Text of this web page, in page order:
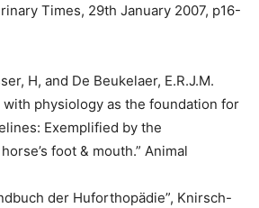
Times, 29th January 2007, p16-
H, and De Beukelaer, E.R.J.M.
with physiology as the foundation for
Exemplified by the
foot & mouth.” Animal
der Huforthopädie”, Knirsch-